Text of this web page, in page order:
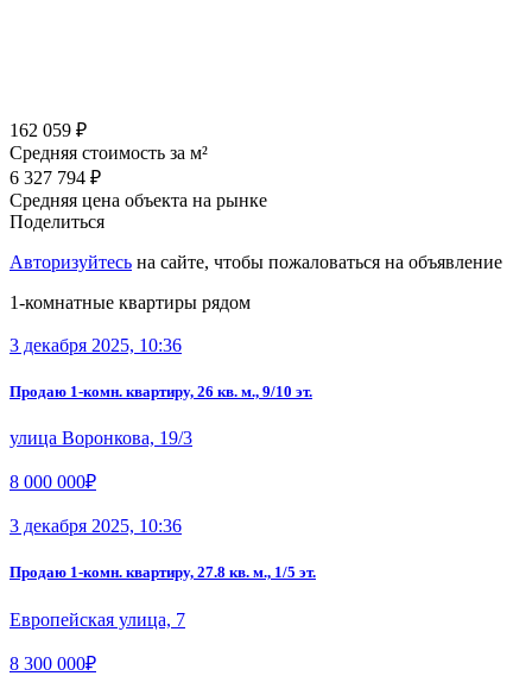
162 059 ₽
Средняя стоимость за м²
6 327 794 ₽
Средняя цена объекта на рынке
Поделиться
Авторизуйтесь на сайте, чтобы пожаловаться на объявление
1-комнатные квартиры рядом
3 декабря 2025, 10:36
Продаю 1-комн. квартиру, 26 кв. м., 9/10 эт.
улица Воронкова, 19/3
8 000 000₽
3 декабря 2025, 10:36
Продаю 1-комн. квартиру, 27.8 кв. м., 1/5 эт.
Европейская улица, 7
8 300 000₽